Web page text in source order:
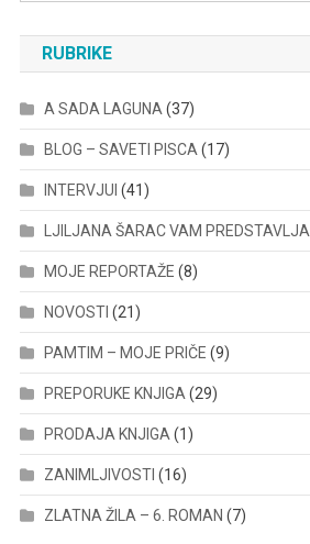
RUBRIKE
A SADA LAGUNA (37)
BLOG – SAVETI PISCA (17)
INTERVJUI (41)
LJILJANA ŠARAC VAM PREDSTAVLJA
MOJE REPORTAŽE (8)
NOVOSTI (21)
PAMTIM – MOJE PRIČE (9)
PREPORUKE KNJIGA (29)
PRODAJA KNJIGA (1)
ZANIMLJIVOSTI (16)
ZLATNA ŽILA – 6. ROMAN (7)